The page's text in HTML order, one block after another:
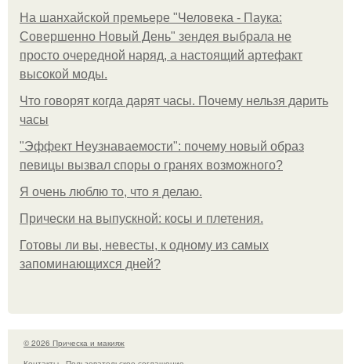
На шанхайской премьере "Человека - Паука:
Совершенно Новый День" зендея выбрала не
просто очередной наряд, а настоящий артефакт
высокой моды.
Что говорят когда дарят часы. Почему нельзя дарить
часы
"Эффект Неузнаваемости": почему новый образ
певицы вызвал споры о гранях возможного?
Я очень люблю то, что я делаю.
Прически на выпускной: косы и плетения.
Готовы ли вы, невесты, к одному из самых
запоминающихся дней?
© 2026 Прическа и макияж